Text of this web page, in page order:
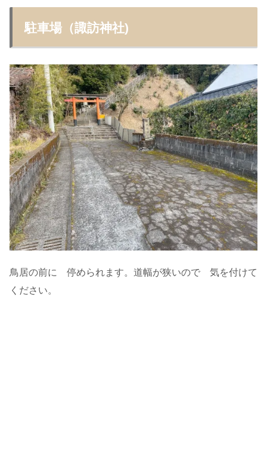
駐車場（諏訪神社)
鳥居の前に 停められます。道幅が狭いので 気を付けて
ください。